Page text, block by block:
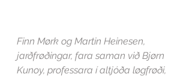
Finn Mørk og Martin Heinesen,
jarðfrøðingar, fara saman við Bjørn
Kunoy, professara í altjóða løgfrøði,